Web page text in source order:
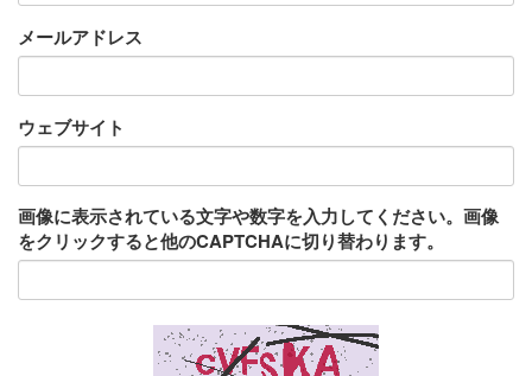
メールアドレス
ウェブサイト
画像に表示されている文字や数字を入力してください。画像
をクリックすると他のCAPTCHAに切り替わります。